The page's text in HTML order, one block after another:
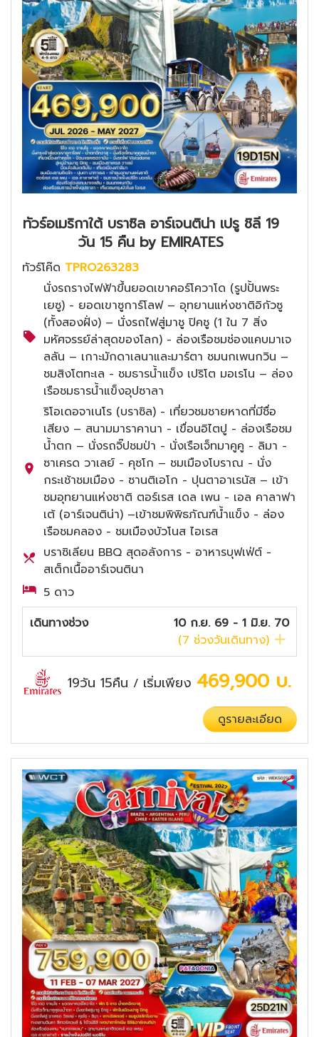
ทัวร์อเมริกาใต้ บราซิล อาร์เจนติน่า เปรู ชิลี 19
วัน 15 คืน by EMIRATES
ทัวร์โค๊ด TPRO263283
นั่งรถรางไฟฟ้าขึ้นยอดเขาคอร์โควาโด (รูปปั้นพระ
เยซู) - ยอดเขาซูการ์โลฟ – อุทยานแห่งชาติอิกัวซู
(ทั้งสองฝั่ง) – นั่งรถไฟสู่มาชู ปิคชู (1 ใน 7 สิ่ง
มหัศจรรย์ล่าสุดของโลก) - ล่องเรือชมช่องแคบมาเจ
ลลัน – เกาะมักดาเลนาและมาร์ตา ชมนกเพนกวิน –
ชมสิงโตทะเล - ชมธารน้ำแข็ง เปริโต มอเรโน – ล่อง
เรือชมธารน้ำแข็งอุปซาลา
ริโอเดอจาเนโร (บราซิล) - เที่ยวชมชายหาดที่มีชื่อ
เสียง – สนามมาราคานา - เขื่อนอิไตปู - ล่องเรือชม
น้ำตก – นั่งรถจิ๊ปชมป่า - นั่งเรือเจ็ทมาคูคู - ลิมา -
ซาเครด วาเลย์ - คุซโก – ชมเมืองโบราณ - นั่ง
กระเช้าชมเมือง - ซานติเอโก - ปุนตาอาเรนัส – เข้า
ชมอุทยานแห่งชาติ ตอร์เรส เดล เพน - เอล คาลาฟา
เต้ (อาร์เจนติน่า) –เข้าชมพิพิธภัณฑ์น้ำแข็ง - ล่อง
เรือชมคลอง - ชมเมืองบัวโนส ไอเรส
บราซิเลียน BBQ สุดอลังการ - อาหารบุฟเฟ่ต์ -
สเต็กเนื้ออาร์เจนตินา
5 ดาว
เดินทางช่วง
10 ก.ย. 69 - 1 มิ.ย. 70
(7 ช่วงวันเดินทาง)
19วัน 15คืน / เริ่มเพียง 469,900 บ.
ดูรายละเอียด